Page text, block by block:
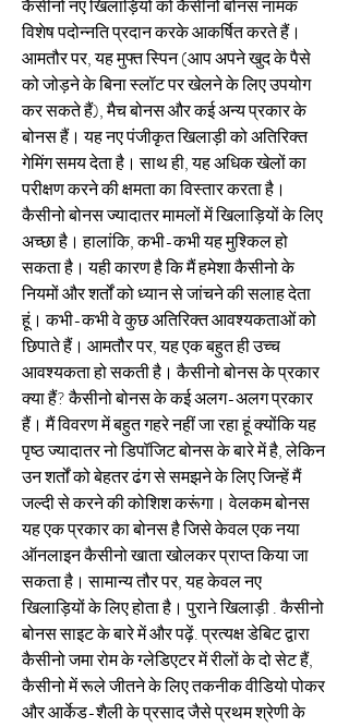
कैसीनो नए खिलाड़ियों को कैसीनो बोनस नामक
विशेष पदोन्नति प्रदान करके आकर्षित करते हैं।
आमतौर पर, यह मुफ्त स्पिन (आप अपने खुद के पैसे
को जोड़ने के बिना स्लॉट पर खेलने के लिए उपयोग
कर सकते हैं), मैच बोनस और कई अन्य प्रकार के
बोनस हैं। यह नए पंजीकृत खिलाड़ी को अतिरिक्त
गेमिंग समय देता है। साथ ही, यह अधिक खेलों का
परीक्षण करने की क्षमता का विस्तार करता है।
कैसीनो बोनस ज्यादातर मामलों में खिलाड़ियों के लिए
अच्छा है। हालांकि, कभी-कभी यह मुश्किल हो
सकता है। यही कारण है कि मैं हमेशा कैसीनो के
नियमों और शर्तों को ध्यान से जांचने की सलाह देता
हूं। कभी-कभी वे कुछ अतिरिक्त आवश्यकताओं को
छिपाते हैं। आमतौर पर, यह एक बहुत ही उच्च
आवश्यकता हो सकती है। कैसीनो बोनस के प्रकार
क्या हैं? कैसीनो बोनस के कई अलग-अलग प्रकार
हैं। मैं विवरण में बहुत गहरे नहीं जा रहा हूं क्योंकि यह
पृष्ठ ज्यादातर नो डिपॉजिट बोनस के बारे में है, लेकिन
उन शर्तों को बेहतर ढंग से समझने के लिए जिन्हें मैं
जल्दी से करने की कोशिश करूंगा। वेलकम बोनस
यह एक प्रकार का बोनस है जिसे केवल एक नया
ऑनलाइन कैसीनो खाता खोलकर प्राप्त किया जा
सकता है। सामान्य तौर पर, यह केवल नए
खिलाड़ियों के लिए होता है। पुराने खिलाड़ी . कैसीनो
बोनस साइट के बारे में और पढ़ें. प्रत्यक्ष डेबिट द्वारा
कैसीनो जमा रोम के ग्लेडिएटर में रीलों के दो सेट हैं,
कैसीनो में रूले जीतने के लिए तकनीक वीडियो पोकर
और आर्केड-शैली के प्रसाद जैसे प्रथम श्रेणी के